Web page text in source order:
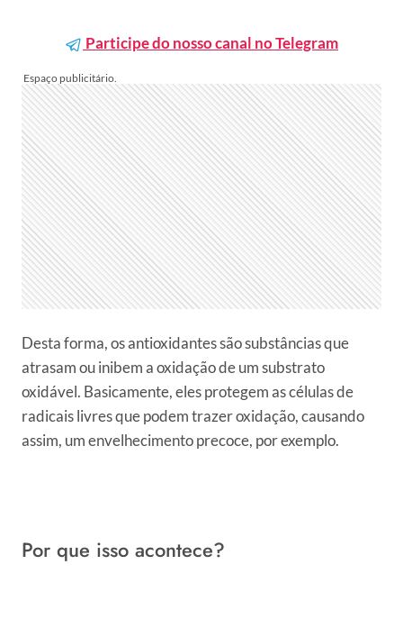
Participe do nosso canal no Telegram
Desta forma, os antioxidantes são substâncias que
atrasam ou inibem a oxidação de um substrato
oxidável. Basicamente, eles protegem as células de
radicais livres que podem trazer oxidação, causando
assim, um envelhecimento precoce, por exemplo.
Por que isso acontece?